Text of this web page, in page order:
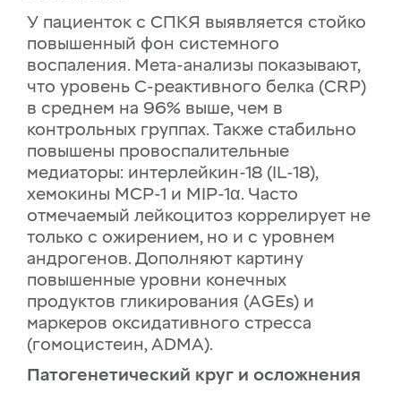
У пациенток с СПКЯ выявляется стойко
повышенный фон системного
воспаления. Мета-анализы показывают,
что уровень C-реактивного белка (CRP)
в среднем на 96% выше, чем в
контрольных группах. Также стабильно
повышены провоспалительные
медиаторы: интерлейкин-18 (IL-18),
хемокины MCP-1 и MIP-1α. Часто
отмечаемый лейкоцитоз коррелирует не
только с ожирением, но и с уровнем
андрогенов. Дополняют картину
повышенные уровни конечных
продуктов гликирования (AGEs) и
маркеров оксидативного стресса
(гомоцистеин, ADMA).
Патогенетический круг и осложнения